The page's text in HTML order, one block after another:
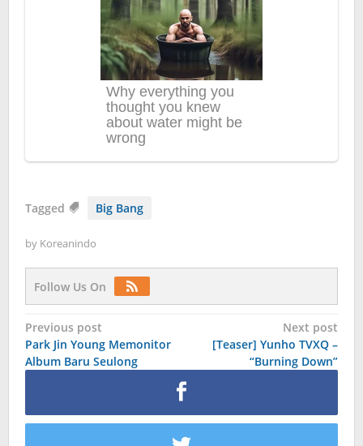
Tagged Big Bang
by Koreanindo
Follow Us On
Post
navigation
Previous post
Park Jin Young Memonitor
Album Baru Seulong
Next post
[Teaser] Yunho TVXQ –
“Burning Down”